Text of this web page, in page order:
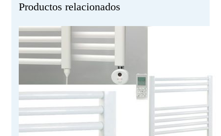
Productos relacionados